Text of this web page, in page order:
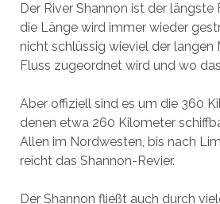
Der River Shannon ist der längste
die Länge wird immer wieder
nicht schlüssig wieviel der langen
Fluss zugeordnet wird und wo
Aber offiziell sind es um die 360
denen etwa 260 Kilometer
Allen im Nordwesten, bis nach
reicht das Shannon-Revier.
Der Shannon fließt auch durch